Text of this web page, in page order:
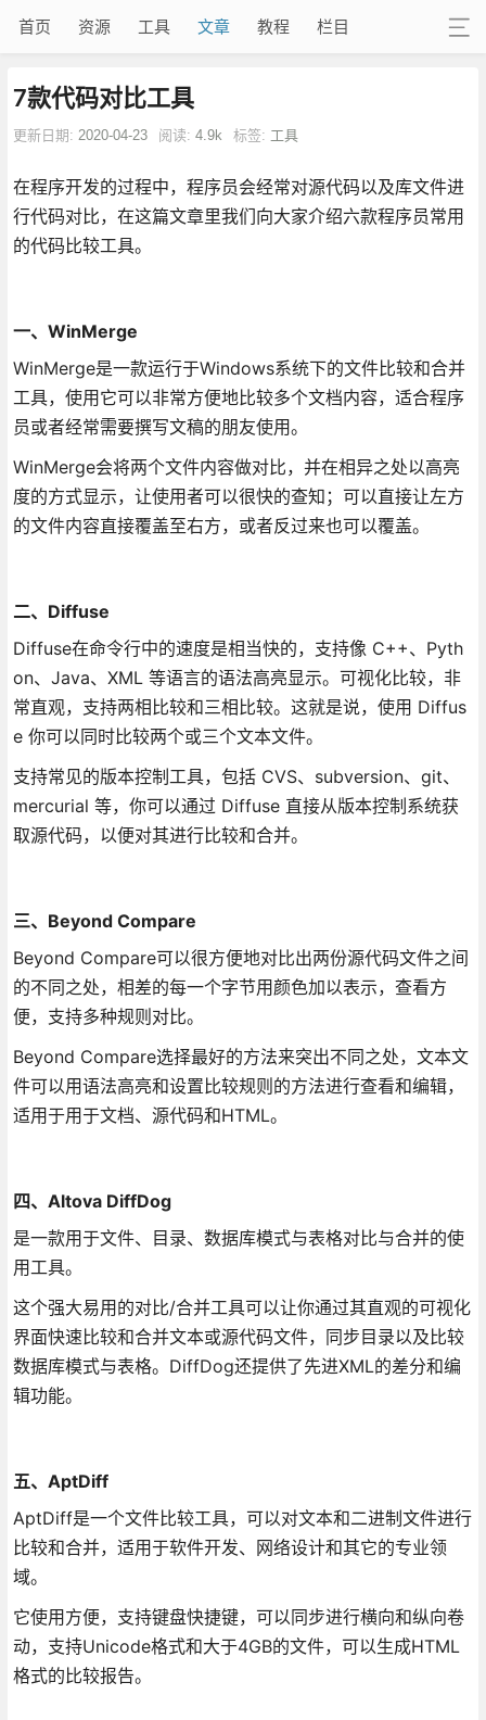
首页 资源 工具 文章 教程 栏目
7款代码对比工具
更新日期: 2020-04-23 阅读: 4.9k 标签: 工具
在程序开发的过程中，程序员会经常对源代码以及库文件进
行代码对比，在这篇文章里我们向大家介绍六款程序员常用
的代码比较工具。
一、WinMerge
WinMerge是一款运行于Windows系统下的文件比较和合并
工具，使用它可以非常方便地比较多个文档内容，适合程序
员或者经常需要撰写文稿的朋友使用。
WinMerge会将两个文件内容做对比，并在相异之处以高亮
度的方式显示，让使用者可以很快的查知；可以直接让左方
的文件内容直接覆盖至右方，或者反过来也可以覆盖。
二、Diffuse
Diffuse在命令行中的速度是相当快的，支持像 C++、Pyth
on、Java、XML 等语言的语法高亮显示。可视化比较，非
常直观，支持两相比较和三相比较。这就是说，使用 Diffus
e 你可以同时比较两个或三个文本文件。
支持常见的版本控制工具，包括 CVS、subversion、git、
mercurial 等，你可以通过 Diffuse 直接从版本控制系统获
取源代码，以便对其进行比较和合并。
三、Beyond Compare
Beyond Compare可以很方便地对比出两份源代码文件之间
的不同之处，相差的每一个字节用颜色加以表示，查看方
便，支持多种规则对比。
Beyond Compare选择最好的方法来突出不同之处，文本文
件可以用语法高亮和设置比较规则的方法进行查看和编辑，
适用于用于文档、源代码和HTML。
四、Altova DiffDog
是一款用于文件、目录、数据库模式与表格对比与合并的使
用工具。
这个强大易用的对比/合并工具可以让你通过其直观的可视化
界面快速比较和合并文本或源代码文件，同步目录以及比较
数据库模式与表格。DiffDog还提供了先进XML的差分和编
辑功能。
五、AptDiff
AptDiff是一个文件比较工具，可以对文本和二进制文件进行
比较和合并，适用于软件开发、网络设计和其它的专业领
域。
它使用方便，支持键盘快捷键，可以同步进行横向和纵向卷
动，支持Unicode格式和大于4GB的文件，可以生成HTML
格式的比较报告。